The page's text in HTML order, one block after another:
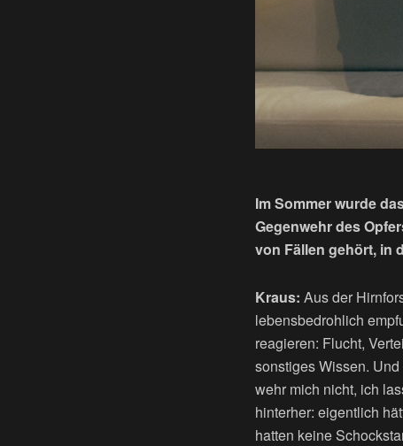
Im Sommer wurde
Gegenwehr des
von Fällen gehört, in
Kraus: Aus der
lebensbedrohlich
reagieren: Flucht,
sonstiges Wissen.
wehr mich nicht, ich
hinterher: eigentlich
hatten keine